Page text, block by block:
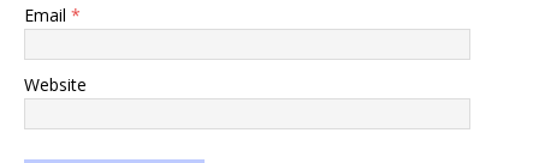
Email *
Website